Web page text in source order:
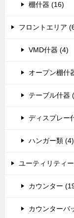
棚什器 (16)
フロントエリア
VMD什器 (4)
オープン棚什
テーブル什器
ディスプレー
ハンガー類 (4)
ユーティリティ
カウンター
カウンターバ